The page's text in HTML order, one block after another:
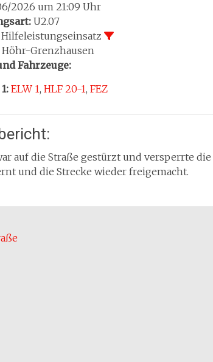
2026 um 21:09 Uhr
U2.07
Hilfeleistungseinsatz
Höhr-Grenzhausen
Fahrzeuge:
ELW 1, HLF 20-1, FEZ
auf die Straße gestürzt und versperrte
und die Strecke wieder freigemacht.